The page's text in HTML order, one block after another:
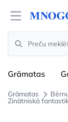
Open menu
Search
Grāmatas
Grāmatas
Zinātniskā